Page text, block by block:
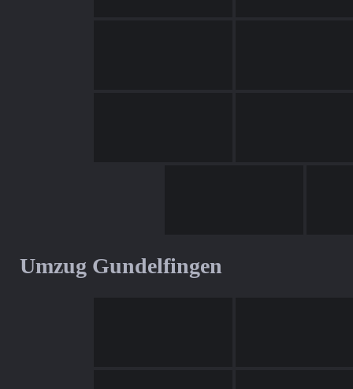
Umzug Gundelfingen